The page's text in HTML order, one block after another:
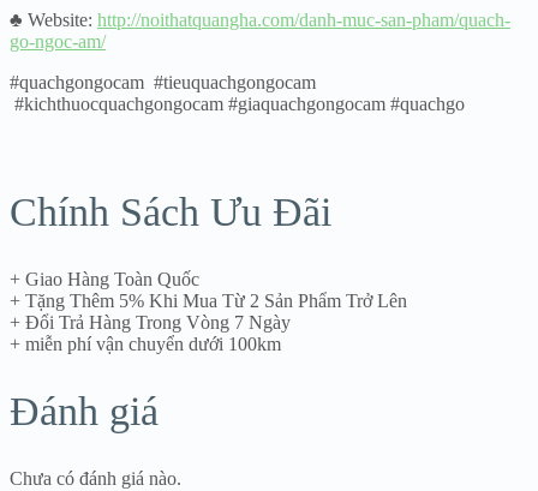
♣ Website: http://noithatquangha.com/danh-muc-san-pham/quach-
go-ngoc-am/
#quachgongocam #tieuquachgongocam
#kichthuocquachgongocam #giaquachgongocam #quachgo
Chính Sách Ưu Đãi
+ Giao Hàng Toàn Quốc
+ Tặng Thêm 5% Khi Mua Từ 2 Sản Phẩm Trở Lên
+ Đổi Trả Hàng Trong Vòng 7 Ngày
+ miễn phí vận chuyển dưới 100km
Đánh giá
Chưa có đánh giá nào.